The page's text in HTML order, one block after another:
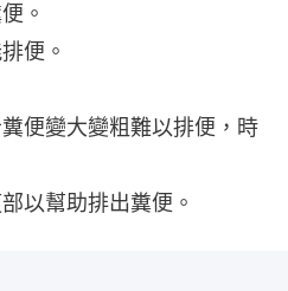
。
便。
便變大變粗難以排便，時
以幫助排出糞便。